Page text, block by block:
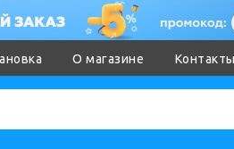
О магазине Контакты